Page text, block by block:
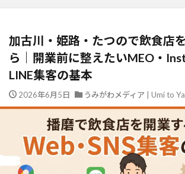
加古川・姫路・たつので飲食店
ら｜開業前に整えたいMEO・
LINE集客の基本
2026年6月5日 うみがわメディア | Umi to